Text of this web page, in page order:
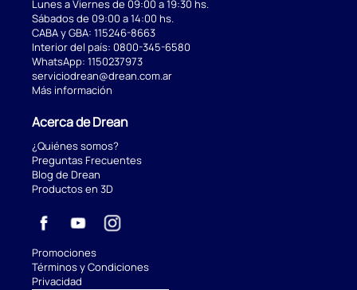
Lunes a Viernes de 09:00 a 19:30 hs.
Sábados de 09:00 a 14:00 hs.
CABA y GBA: 115246-8663
Interior del país: 0800-345-6580
WhatsApp: 1150237973
serviciodrean@drean.com.ar
Más información
Acerca de Drean
¿Quiénes somos?
Preguntas Frecuentes
Blog de Drean
Productos en 3D
Promociones
Términos y Condiciones
Privacidad